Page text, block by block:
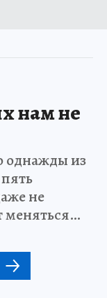
нам не
однажды из
не
меняться…